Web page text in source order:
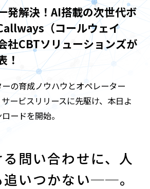
発解決！AI搭載の次世代ボ
（コールウェイ
社CBTソリューションズが
！
の育成ノウハウとオペレーター
ービスリリースに先駆け、本日よ
ードを開始。
問い合わせに、人
追いつかない──。